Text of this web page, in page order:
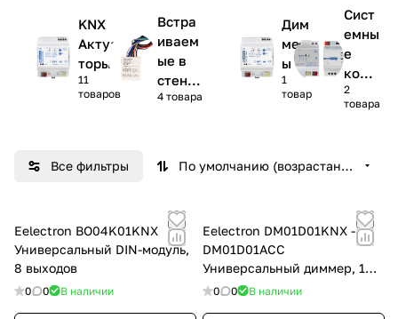
KNX
Актуа
торы
11
товаров
Встра
иваем
ые в
стену
устро
4 товара
Дим
мер
ы
1
товар
Сист
емны
е
комп
онен
ты
2
товара
Все фильтры По умолчанию (возрастание)
Eelectron BO04K01KNX
Универсальный DIN-модуль,
8 выходов
0 0 В наличии
Eelectron DM01D01KNX -
DM01D01ACC
Универсальный диммер, 1
выход, 700 Вт
0 0 В наличии